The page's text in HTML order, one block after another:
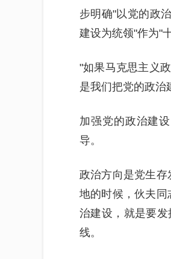
步明确"以党的政
建设为统领"作为"
"如果马克思主义
是我们把党的政治
加强党的政治建
导。
政治方向是党生
地的时候，伙夫
治建设，就是要
线。